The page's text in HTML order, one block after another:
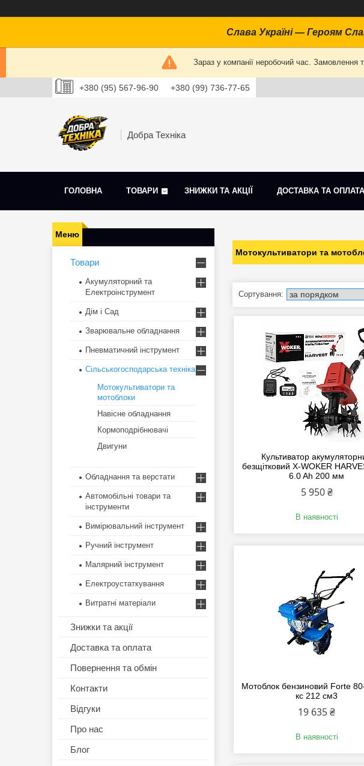
Слава Україні — Героям
Зараз у компанії неробочий час. Замовлення
+380 (95) 567-96-90 +380 (99) 736-77-65
Добра Техніка
ГОЛОВНА ТОВАРИ ЗНИЖКИ ТА АКЦІЇ ДОСТАВКА ТА ОПЛАТА
Мотокультиватори та
Культиватор
безщітковий X-WOKER
6.0 Ah 200 мм
5 950 ₴
В наявності
Мотоблок бензиновий Forte
кс 212 см3
19 635 ₴
В наявності
Товари
Акумуляторний та
Електроінструмент
Дім і Сад
Зварювальне обладнання
Пневматичний інструмент
Сільськогосподарська техніка
Мотокультиватори та
мотоблоки
Навісне обладнання
Кормоподрібнювачі
Двигуни
Обладнання та верстати
Автомобільні товари та
інструменти
Вимірювальний інструмент
Ручний інструмент
Малярний інструмент
Електроустаткування
Витратні матеріали
Знижки та акції
Доставка та оплата
Повернення та обмін
Контакти
Відгуки
Про нас
Блог